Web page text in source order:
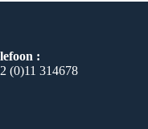
:
(0)11 314678